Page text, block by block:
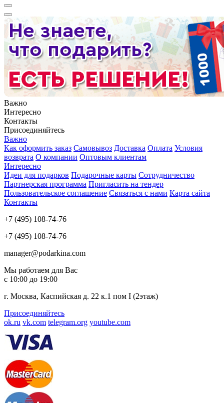
Важно
Интересно
Контакты
Присоединяйтесь
Важно
Как оформить заказ Самовывоз Доставка Оплата Условия
возврата О компании Оптовым клиентам
Интересно
Идеи для подарков Подарочные карты Сотрудничество
Партнерская программа Пригласить на тендер
Пользовательское соглашение Связаться с нами Карта сайта
Контакты
+7 (495) 108-74-76
+7 (495) 108-74-76
manager@podarkina.com
Мы работаем для Вас
с 10:00 до 19:00
г. Москва, Каспийская д. 22 к.1 пом I (2этаж)
Присоединяйтесь
ok.ru vk.com telegram.org youtube.com